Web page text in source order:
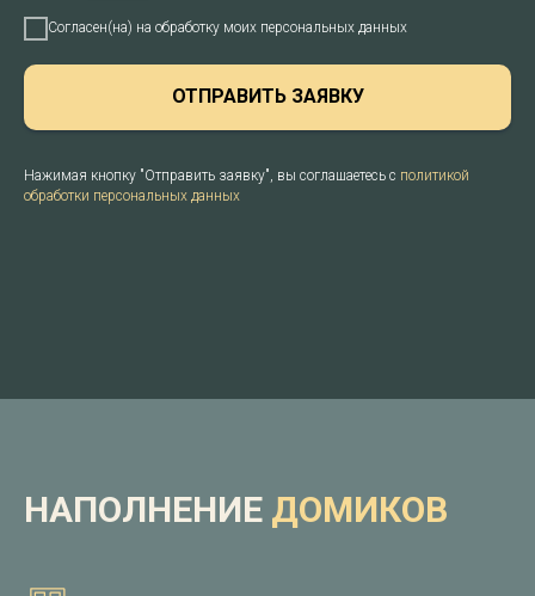
Согласен(на) на обработку моих персональных данных
ОТПРАВИТЬ ЗАЯВКУ
Нажимая кнопку "Отправить заявку", вы соглашаетесь с политикой
обработки персональных данных
НАПОЛНЕНИЕ ДОМИКОВ